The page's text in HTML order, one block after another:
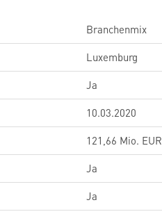
Branchenmix
Luxemburg
Ja
10.03.2020
121,66 Mio. EUR
Ja
Ja